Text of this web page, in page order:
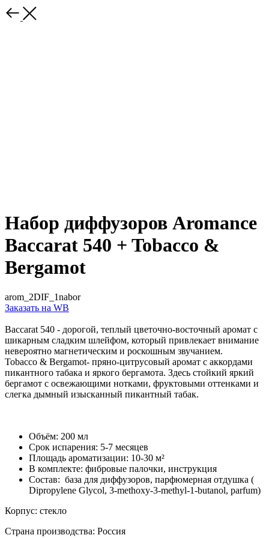
Набор диффузоров Aromance
Baccarat 540 + Tobacco &
Bergamot
arom_2DIF_1nabor
Заказать на WB
Baccarat 540 - дорогой, теплый цветочно-восточный аромат с
шикарным сладким шлейфом, который привлекает внимание
невероятно магнетическим и роскошным звучанием.
Tobacco & Bergamot- пряно-цитрусовый аромат с аккордами
пикантного табака и яркого бергамота. Здесь стойкий яркий
бергамот с освежающими нотками, фруктовыми оттенками и
слегка дымный изысканный пикантный табак.
Объём: 200 мл
Срок испарения: 5-7 месяцев
Площадь ароматизации: 10-30 м²
В комплекте: фибровые палочки, инструкция
Состав: база для диффузоров, парфюмерная отдушка (
Dipropylene Glycol, 3-methoxy-3-methyl-1-butanol, parfum)
Корпус: стекло
Страна производства: Россия